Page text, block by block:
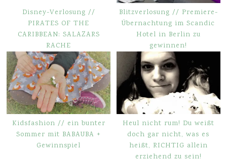
Disney-Verlosung //
PIRATES OF THE
CARIBBEAN: SALAZARS
RACHE
Blitzverlosung // Premiere-
Übernachtung im Scandic
Hotel in Berlin zu
gewinnen!
Kidsfashion // ein bunter
Sommer mit BABAUBA +
Gewinnspiel
Heul nicht rum! Du weißt
doch gar nicht, was es
heißt, RICHTIG allein
erziehend zu sein!